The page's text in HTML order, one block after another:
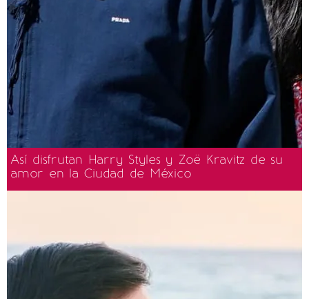
Así disfrutan Harry Styles y Zoë Kravitz de su
amor en la Ciudad de México